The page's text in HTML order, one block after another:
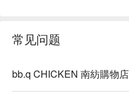
【去骨起司炸雞】無骨酥脆，
【柚香鮮蝦披薩】柚香清新
【發光餐】多樣小菜，色彩
常见问题
bb.q CHICKEN 南紡購物